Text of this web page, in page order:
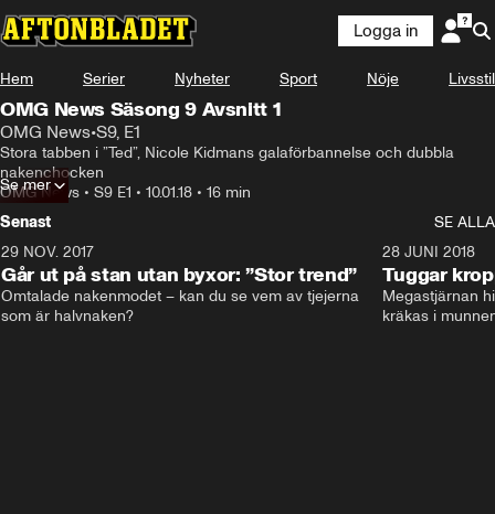
Logga in
Hem Serier Nyheter Sport Nöje Livsstil
OMG News Säsong 9 Avsnitt 1
OMG News•S9, E1
Stora tabben i ”Ted”, Nicole Kidmans galaförbannelse och dubbla
nakenchocken
OMG News • S9 E1 • 10.01.18 • 16 min
Se mer
Senast
SE ALLA
29 NOV. 2017
Går ut på stan utan byxor: ”Stor trend”
Omtalade nakenmodet – kan du se vem av tjejerna
som är halvnaken?
28 JUNI 2018
Tuggar
Megastjärnan
kräkas i